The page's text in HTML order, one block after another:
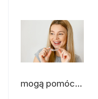
mogą pomóc…